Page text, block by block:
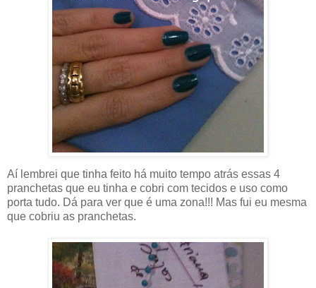
Aí lembrei que tinha feito há muito tempo atrás essas 4
pranchetas que eu tinha e cobri com tecidos e uso como
porta tudo. Dá para ver que é uma zona!!! Mas fui eu mesma
que cobriu as pranchetas.